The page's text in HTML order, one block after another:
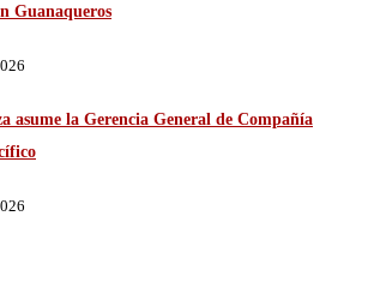
Guanaqueros
asume la Gerencia General de Compañía